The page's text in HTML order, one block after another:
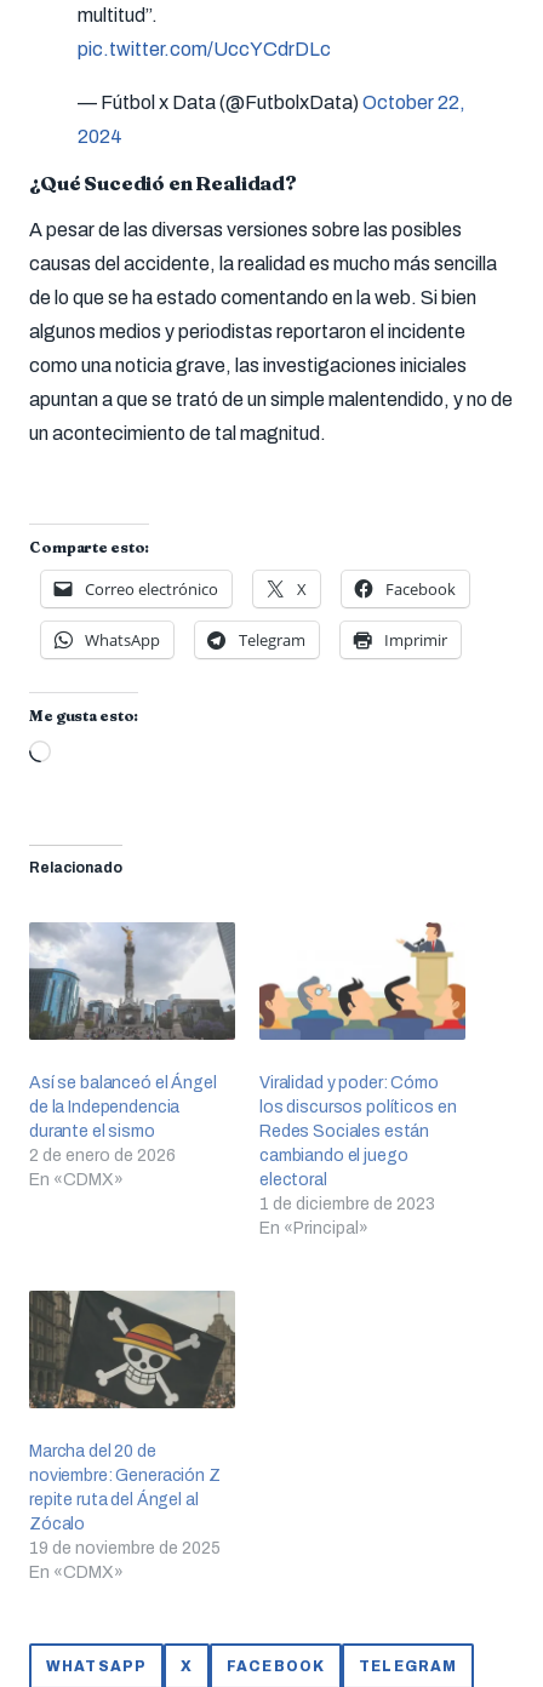
multitud”.
pic.twitter.com/UccYCdrDLc
— Fútbol x Data (@FutbolxData)October 22,
2024
¿Qué Sucedió en Realidad?
A pesar de las diversas versiones sobre las posibles
causas del accidente, la realidad es mucho más sencilla
de lo que se ha estado comentando en la web. Si bien
algunos medios y periodistas reportaron el incidente
como una noticia grave, las investigaciones iniciales
apuntan a que se trató de un simple malentendido, y no de
un acontecimiento de tal magnitud.
Comparte esto:
Correo electrónico X Facebook
WhatsApp Telegram Imprimir
Me gusta esto:
Cargando...
Relacionado
Así se balanceó el Ángel
de la Independencia
durante el sismo
2 de enero de 2026
En «CDMX»
Viralidad y poder: Cómo
los discursos políticos en
Redes Sociales están
cambiando el juego
electoral
1 de diciembre de 2023
En «Principal»
Marcha del 20 de
noviembre: Generación Z
repite ruta del Ángel al
Zócalo
19 de noviembre de 2025
En «CDMX»
WHATSAPP X FACEBOOK TELEGRAM